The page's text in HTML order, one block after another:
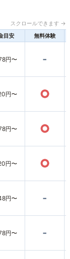
スクロールできます →
目安 無料体験
円〜 -
円〜 ○
円〜 ○
円〜 ○
円〜 -
円〜 -